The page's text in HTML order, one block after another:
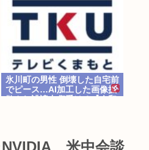
氷川町の男性 倒壊した自宅前
でピース…AI加工した画像拡
、米中会談